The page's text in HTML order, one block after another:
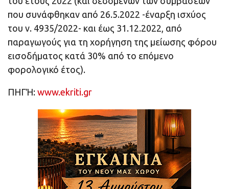
που συνάφθηκαν από 26.5.2022 -έναρξη ισχύος
του ν. 4935/2022- και έως 31.12.2022, από
παραγωγούς για τη χορήγηση της μείωσης φόρου
εισοδήματος κατά 30% από το επόμενο
φορολογικό έτος).
ΠΗΓΉ: www.ekriti.gr